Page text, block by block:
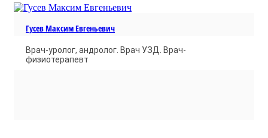
Гусев Максим Евгеньевич
Врач-уролог, андролог. Врач УЗД. Врач-
физиотерапевт